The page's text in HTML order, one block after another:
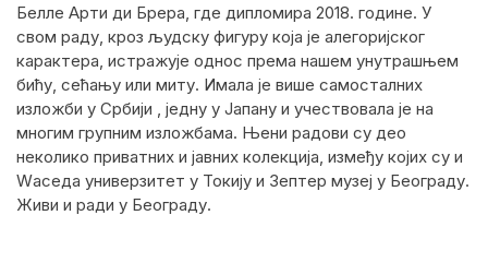
Белле Арти ди Брера, где дипломира 2018. године. У
свом раду, кроз људску фигуру која је алегоријског
карактера, истражује однос према нашем унутрашњем
бићу, сећању или миту. Имала је више самосталних
изложби у Србији , једну у Јапану и учествовала је на
многим групним изложбама. Њени радови су део
неколико приватних и јавних колекција, између којих су и
Wаседа универзитет у Токију и Зептер музеј у Београду.
Живи и ради у Београду.